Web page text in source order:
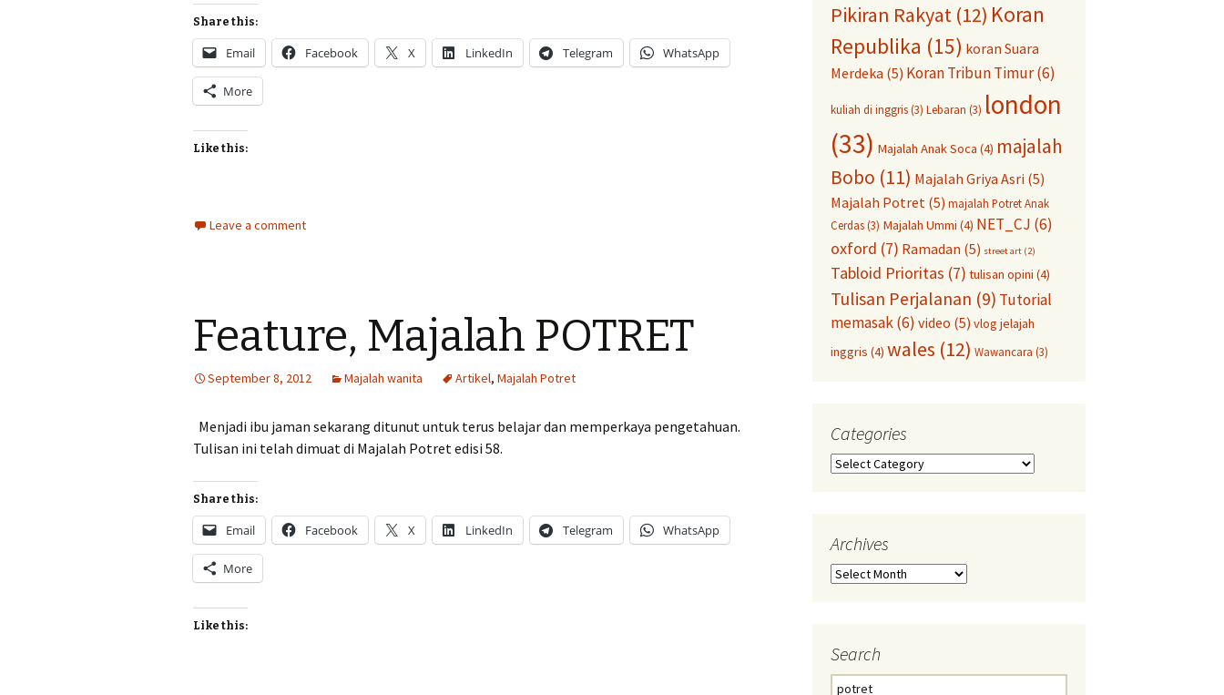
Share this:
Email Facebook X LinkedIn Telegram WhatsApp
More
Like this:
Leave a comment
Feature, Majalah POTRET
September 8, 2012 Majalah wanita Artikel, Majalah Potret
Menjadi ibu jaman sekarang ditunut untuk terus belajar dan memperkaya pengetahuan.
Tulisan ini telah dimuat di Majalah Potret edisi 58.
Share this:
Email Facebook X LinkedIn Telegram WhatsApp
More
Like this:
Pikiran Rakyat (12) Koran
Republika (15) koran Suara
Merdeka (5) Koran Tribun Timur(6)
kuliah di inggris(3) Lebaran (3) london
(33) Majalah Anak Soca (4) majalah
Bobo (11) Majalah Griya Asri (5)
Majalah Potret (5) majalah Potret Anak
Cerdas(3) Majalah Ummi (4) NET_CJ (6)
oxford (7) Ramadan (5) street art (2)
Tabloid Prioritas (7) tulisan opini (4)
Tulisan Perjalanan (9) Tutorial
memasak(6) video (5) vlog jelajah
inggris (4) wales (12) Wawancara (3)
Categories
Categories
Archives
Archives
Search
Search